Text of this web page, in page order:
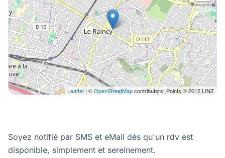
Leaflet| ©OpenStreetMapcontributors, Points © 2012 LINZ
Soyez notifié par SMS et eMail dès qu'un rdv est
disponible, simplement et sereinement.